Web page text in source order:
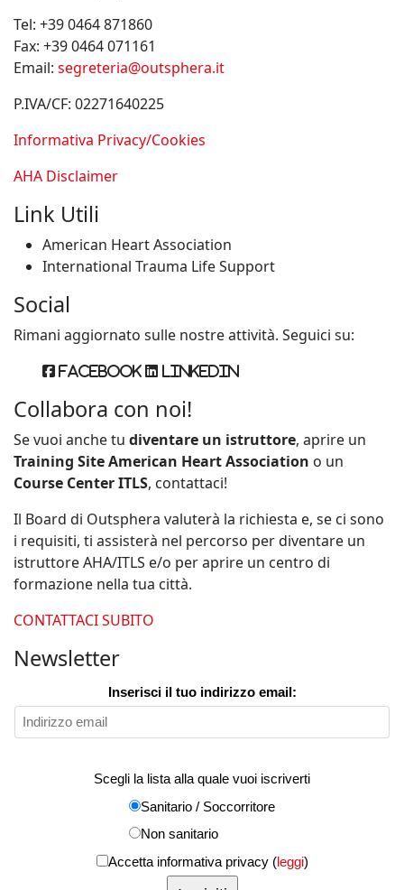
Tel: +39 0464 871860
Fax: +39 0464 071161
Email: segreteria@outsphera.it
P.IVA/CF: 02271640225
Informativa Privacy/Cookies
AHA Disclaimer
Link Utili
American Heart Association
International Trauma Life Support
Social
Rimani aggiornato sulle nostre attività. Seguici su:
Facebook Linkedin
Collabora con noi!
Se vuoi anche tu diventare un istruttore, aprire un
Training Site American Heart Association o un
Course Center ITLS, contattaci!
Il Board di Outsphera valuterà la richiesta e, se ci sono
i requisiti, ti assisterà nel percorso per diventare un
istruttore AHA/ITLS e/o per aprire un centro di
formazione nella tua città.
CONTATTACI SUBITO
Newsletter
Inserisci il tuo indirizzo email:
Scegli la lista alla quale vuoi iscriverti
Sanitario / Soccorritore
Non sanitario
Accetta informativa privacy (leggi)